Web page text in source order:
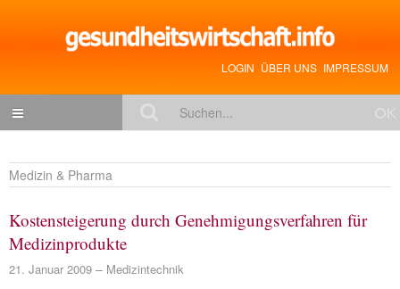
LOGIN ÜBER UNS IMPRESSUM
Gesundheitspolitik
Zukunftstrends
Management
Medizin & Pharma
Kostensteigerung durch Genehmigungsverfahren für
Medizinprodukte
21. Januar 2009 Medizintechnik